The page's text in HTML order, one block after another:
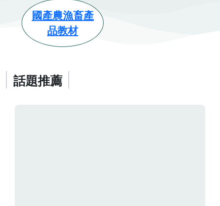
國產農漁畜產
品教材
話題推薦